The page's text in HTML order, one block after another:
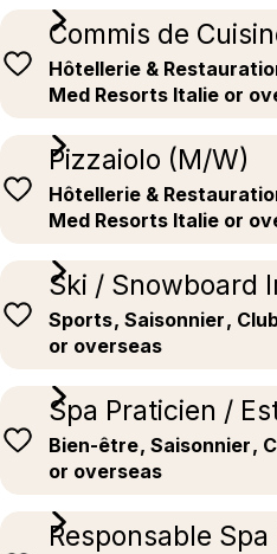
Commis de
Hôtellerie &
Med Resorts Italie or
Pizzaiolo (M/W)
Hôtellerie &
Med Resorts Italie or
Ski / Snowboard
Sports, Saisonnier,
or overseas
Spa Praticien /
Bien-être, Saisonnier,
or overseas
Responsable Spa